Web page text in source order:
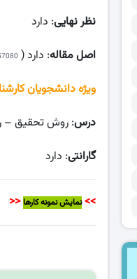
نظر نهایی: دارد
اصل مقاله: دارد (
ویژه دانشجویان
درس: روش تحقیق –
گارانتی: دارد
>> نمایش نمونه کارها <<